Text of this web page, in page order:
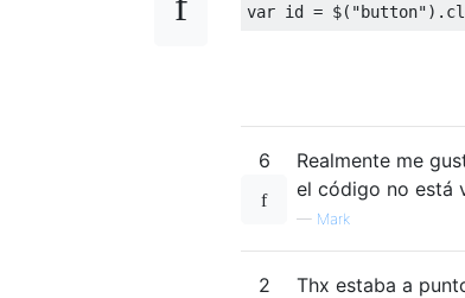
var id = $( "button").
6
Realmente me
el código no está
— Mark
2
Thx estaba a